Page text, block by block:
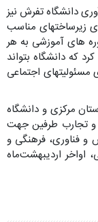
دانشگاه تفرش نیز
زیرساختهای مناسب
های آموزشی به هر
که دانشگاه بتواند
اجتماعی
مرکزی و دانشگاه
و تجارب طرفین جهت
و فناوری، فرهنگی و
اواخر اردیبهشت‌ماه